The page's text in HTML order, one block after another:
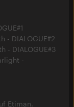
- DIALOGUE#2
- DIALOGUE#3
-
Etiman.